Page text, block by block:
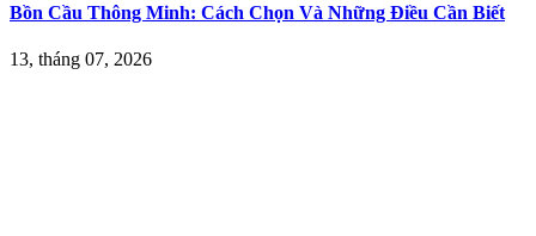
Bồn Cầu Thông Minh: Cách Chọn Và Những Điều Cần Biết
13, tháng 07, 2026